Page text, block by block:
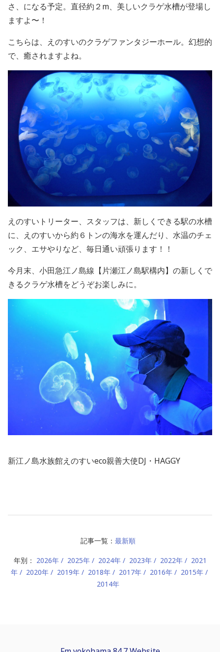
さ、になる予定。直径約２m、美しいクラゲ水槽が登場し
ますよ〜！
こちらは、えのすいのクラゲファンタジーホール。幻想的
で、癒されますよね。
えのすいトリーター、スタッフは、新しくできる駅の水槽
に、えのすいから約６トンの海水を運んだり、水温のチェ
ック、エサやりなど、毎日通い頑張ります！！
今月末、小田急江ノ島線【片瀬江ノ島駅構内】の新しくで
きるクラゲ水槽をどうぞお楽しみに。
新江ノ島水族館えのすいeco親善大使DJ・HAGGY
記事一覧： 最新順
年別： 2026年 2025年 2024年 2023年 2022年
2021
年
2020年 2019年 2018年 2017年 2016年
2015年
2014年